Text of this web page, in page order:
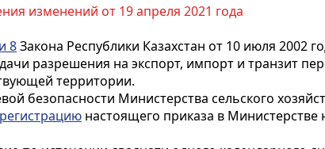
изменений от 19 апреля 2021 года
8Закона Республики Казахстан от 10 июля 2002
разрешения на экспорт, импорт и транзит
территории.
безопасности Министерства сельского
регистрацию настоящего приказа в